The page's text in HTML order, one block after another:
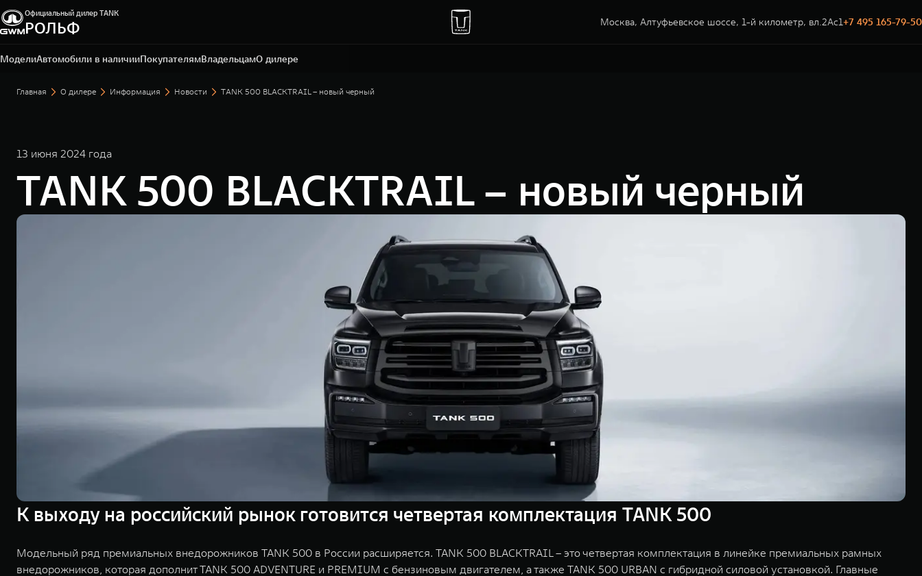
Официальный дилер TANK
РОЛЬФ Москва, Алтуфьевское шоссе, 1-й километр, вл.2Ас1+7 495 165-79-50
МоделиАвтомобили в наличииПокупателямВладельцамО дилере
Москва, Алтуфьевское шоссе, 1-й километр, вл.2Ас1
+7 495 165-79-50
Главная О дилере Информация Новости TANK 500 BLACKTRAIL – новый черный
13 июня 2024 года
TANK 500 BLACKTRAIL – новый черный
К выходу на российский рынок готовится четвертая комплектация TANK 500
Модельный ряд премиальных внедорожников TANK 500 в России расширяется. TANK 500 BLACKTRAIL – это четвертая комплектация в линейке премиальных рамных
внедорожников, которая дополнит TANK 500 ADVENTURE и PREMIUM с бензиновым двигателем, а также TANK 500 URBAN с гибридной силовой установкой. Главные